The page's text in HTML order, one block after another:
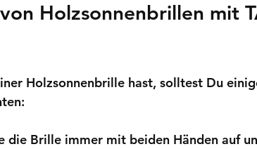
Holzsonnenbrillen mit
Holzsonnenbrille hast, solltest Du
die Brille immer mit beiden Händen auf